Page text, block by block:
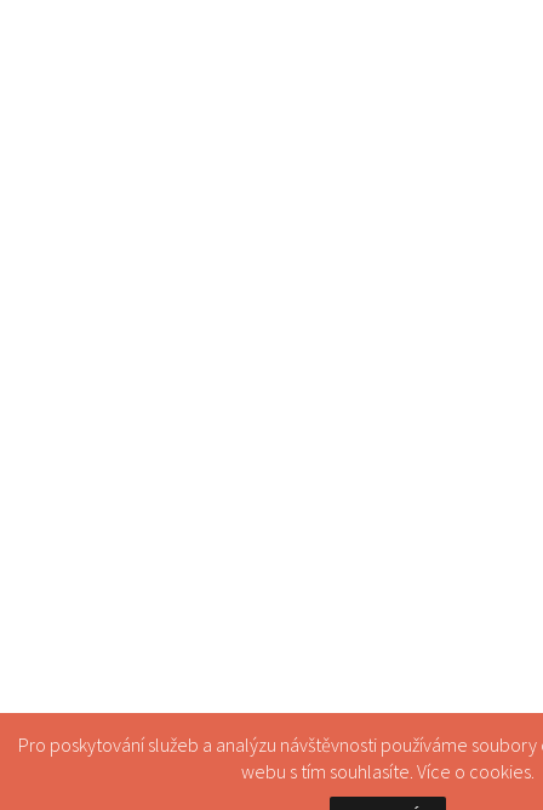
Pro poskytování služeb a analýzu návštěvnosti používáme
webu s tím souhlasíte. Více o cookies.